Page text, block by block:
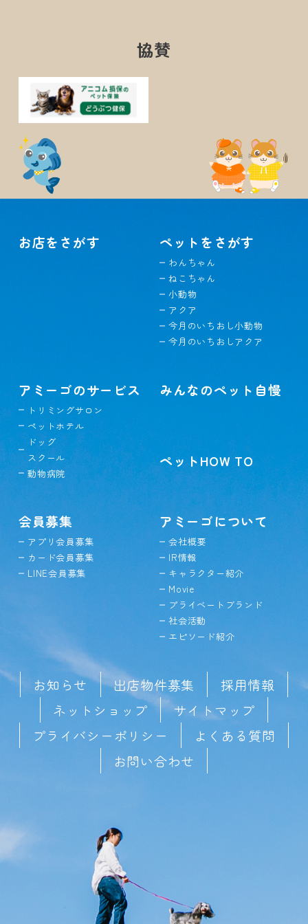
協賛
お店をさがす ペットをさがす
わんちゃん
ねこちゃん
小動物
アクア
今月のいちおし小動物
今月のいちおしアクア
アミーゴのサービス
トリミングサロン
ペットホテル
ドッグ
スクール
動物病院
みんなのペット自慢
ペットHOW TO
会員募集
アプリ会員募集
カード会員募集
LINE会員募集
アミーゴについて
会社概要
IR情報
キャラクター紹介
Movie
プライベートブランド
社会活動
エピソード紹介
お知らせ 出店物件募集
採用情報
ネットショップ
サイトマップ
プライバシーポリシー
よくある質問
お問い合わせ